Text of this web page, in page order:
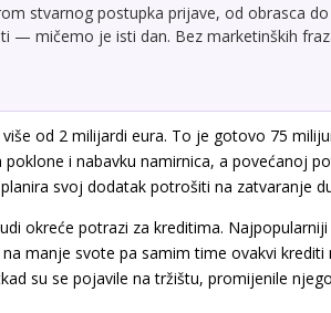
stvarnog postupka prijave, od obrasca do
— mičemo je isti dan. Bez marketinških
od 2 milijardi eura. To je gotovo 75
i nabavku namirnica, a povećanoj
svoj dodatak potrošiti na zatvaranje
okreće potrazi za kreditima. Najpopularniji
manje svote pa samim time ovakvi krediti
su se pojavile na tržištu, promijenile